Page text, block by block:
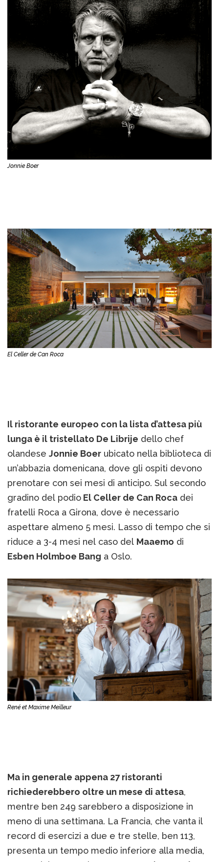
Jonnie Boer
El Celler de Can Roca
Il ristorante europeo con la lista d’attesa più
lunga è il tristellato De Librije dello chef
olandese Jonnie Boer ubicato nella biblioteca di
un’abbazia domenicana, dove gli ospiti devono
prenotare con sei mesi di anticipo. Sul secondo
gradino del podio El Celler de Can Roca dei
fratelli Roca a Girona, dove è necessario
aspettare almeno 5 mesi. Lasso di tempo che si
riduce a 3-4 mesi nel caso del Maaemo di
Esben Holmboe Bang a Oslo.
René et Maxime Meilleur
Ma in generale appena 27 ristoranti
richiederebbero oltre un mese di attesa,
mentre ben 249 sarebbero a disposizione in
meno di una settimana. La Francia, che vanta il
record di esercizi a due e tre stelle, ben 113,
presenta un tempo medio inferiore alla media,